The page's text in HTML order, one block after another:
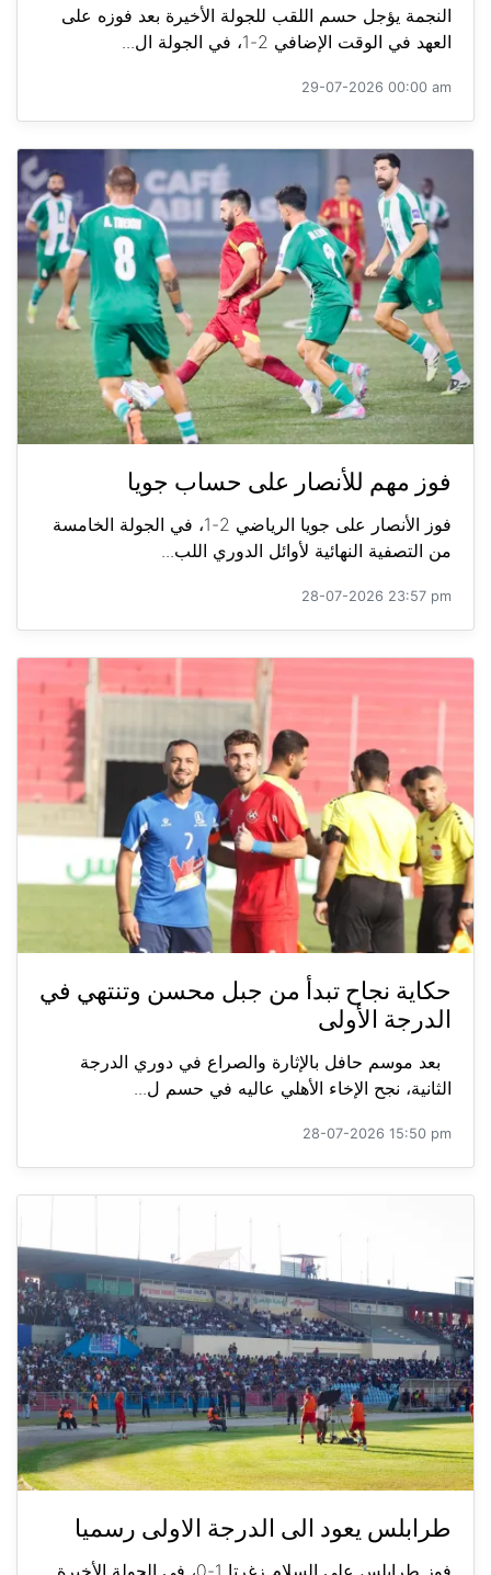
النجمة يؤجل حسم اللقب للجولة الأخيرة بعد فوزه على
العهد في الوقت الإضافي 2-1، في الجولة ال...
29-07-2026 00:00 am
فوز مهم للأنصار على حساب جويا
فوز الأنصار على جويا الرياضي 2-1، في الجولة الخامسة
من التصفية النهائية لأوائل الدوري اللب...
28-07-2026 23:57 pm
حكاية نجاح تبدأ من جبل محسن وتنتهي في
الدرجة الأولى
بعد موسم حافل بالإثارة والصراع في دوري الدرجة
الثانية، نجح الإخاء الأهلي عاليه في حسم ل...
28-07-2026 15:50 pm
طرابلس يعود الى الدرجة الاولى رسميا
فوز طرابلس على السلام زغرتا 1-0، في الجولة الأخيرة